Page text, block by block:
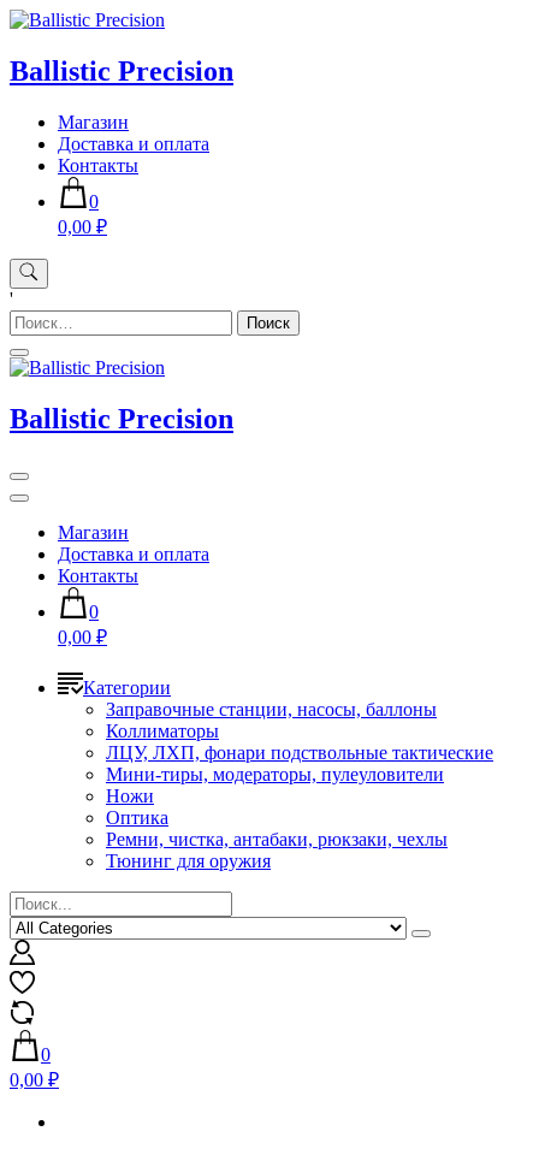
Skip
content
Ballistic Precision
Магазин
Доставка и оплата
Контакты
0
0,00 ₽
'
Найти:
Ballistic Precision
Магазин
Доставка и оплата
Контакты
0
0,00 ₽
Категории
Заправочные станции, насосы, баллоны
Коллиматоры
ЛЦУ, ЛХП, фонари подствольные тактические
Мини-тиры, модераторы, пулеуловители
Ножи
Оптика
Ремни, чистка, антабаки, рюкзаки, чехлы
Тюнинг для оружия
0
0,00 ₽